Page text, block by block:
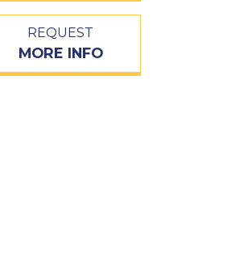
REQUEST
MORE INFO